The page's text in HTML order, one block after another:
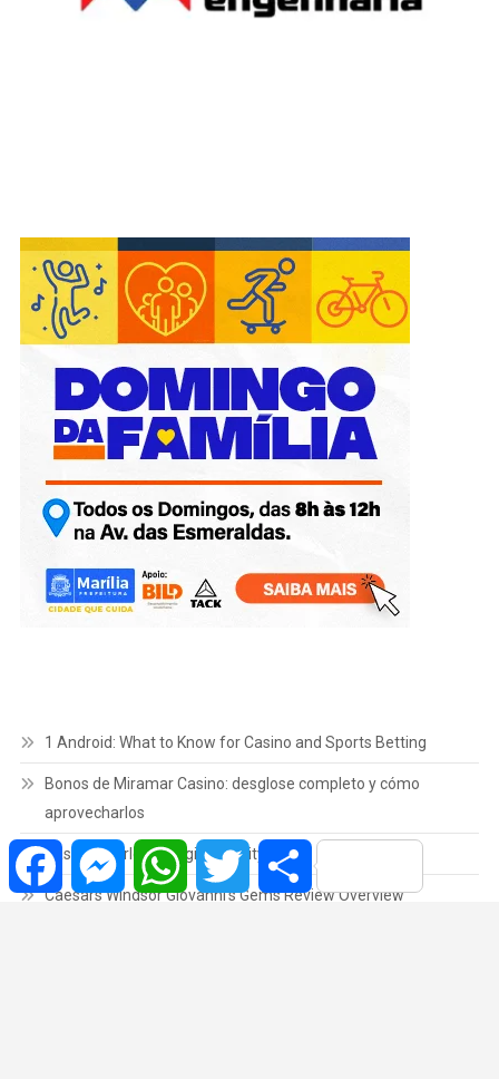
1 Android: What to Know for Casino and Sports Betting
Bonos de Miramar Casino: desglose completo y cómo
aprovecharlos
Casino Charlevoix login security guide
Caesars Windsor Giovanni’s Gems Review Overview
FacebookMessengerWhatsAppTwitter Share